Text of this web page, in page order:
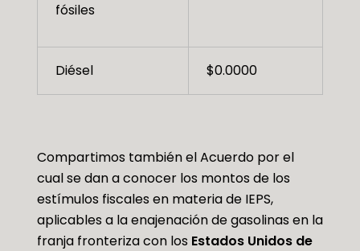
fósiles
Diésel $0.0000
Compartimos también el Acuerdo por el
cual se dan a conocer los montos de los
estímulos fiscales en materia de IEPS,
aplicables a la enajenación de gasolinas en la
franja fronteriza con los Estados Unidos de